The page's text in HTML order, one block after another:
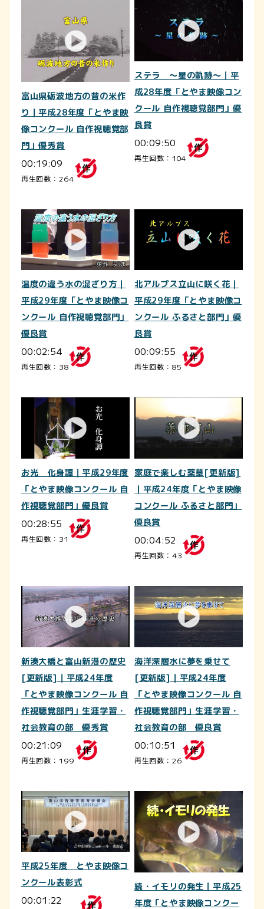
富山県砺波地方の昔の米作
り｜平成28年度「とやま映
像コンクール 自作視聴覚部
門」優秀賞
00:19:09
再生回数：264
ステラ ～星の軌跡～｜平
成28年度「とやま映像コン
クール 自作視聴覚部門」優
良賞
00:09:50
再生回数：104
温度の違う水の混ざり方｜
平成29年度「とやま映像コ
ンクール 自作視聴覚部門」
優良賞
00:02:54
再生回数：38
北アルプス立山に咲く花｜
平成29年度「とやま映像コ
ンクール ふるさと部門」優
良賞
00:09:55
再生回数：85
お光 化身譚｜平成29年度
「とやま映像コンクール 自
作視聴覚部門」優良賞
00:28:55
再生回数：31
家庭で楽しむ薬草[更新版]
｜平成24年度「とやま映像
コンクール ふるさと部門」
優良賞
00:04:52
再生回数：43
新湊大橋と富山新港の歴史
[更新版]｜平成24年度
「とやま映像コンクール 自
作視聴覚部門」生涯学習・
社会教育の部 優秀賞
00:21:09
再生回数：199
海洋深層水に夢を乗せて
[更新版]｜平成24年度
「とやま映像コンクール 自
作視聴覚部門」生涯学習・
社会教育の部 優良賞
00:10:51
再生回数：26
平成25年度 とやま映像コ
ンクール表彰式
00:01:22
続・イモリの発生｜平成25
年度「とやま映像コンクー